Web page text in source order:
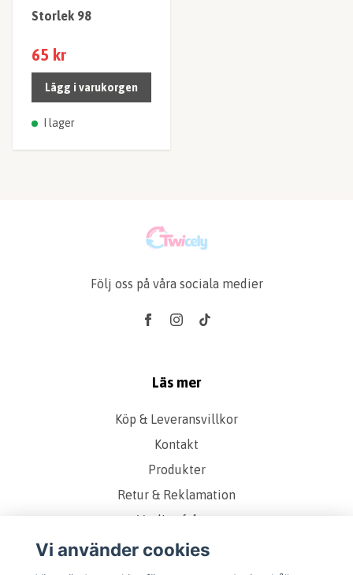
Storlek 98
65 kr
Lägg i varukorgen
I lager
Följ oss på våra sociala medier
Läs mer
Köp & Leveransvillkor
Kontakt
Produkter
Retur & Reklamation
Vanliga frågor
Om oss
Vi använder cookies